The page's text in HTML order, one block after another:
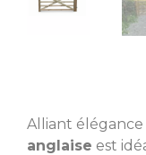
Alliant
anglaise est